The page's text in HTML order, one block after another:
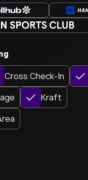
Cross Check-In
Kraft